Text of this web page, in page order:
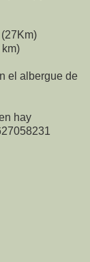
el albergue de
hay